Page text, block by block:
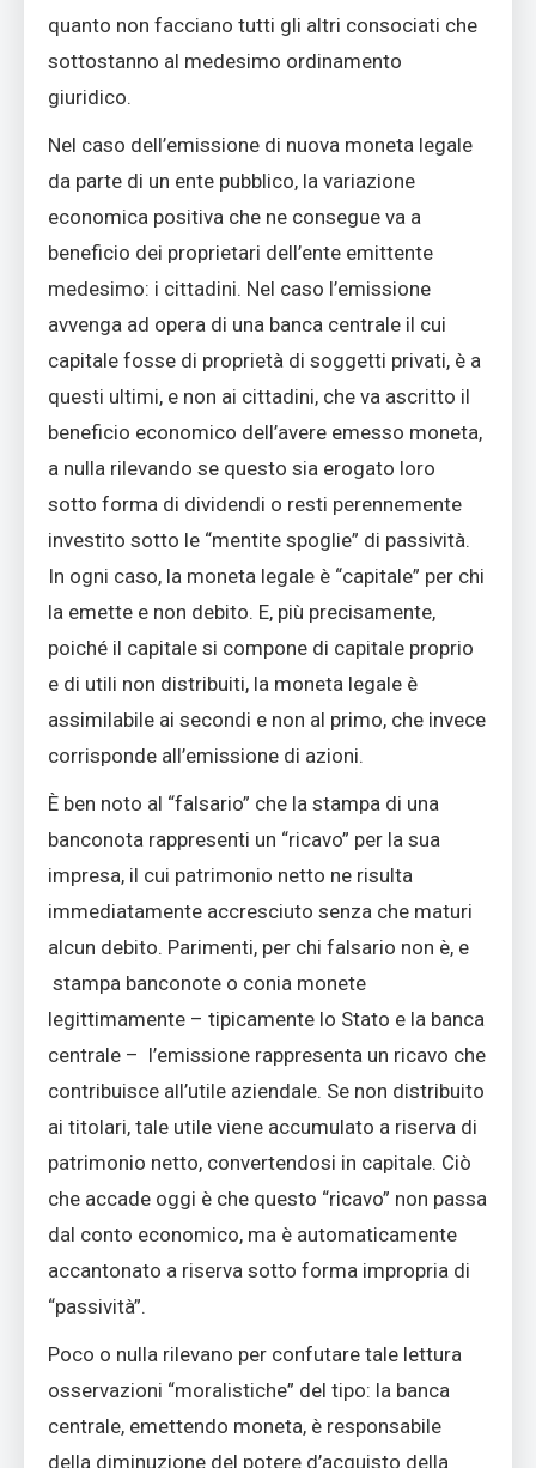
quanto non facciano tutti gli altri consociati che
sottostanno al medesimo ordinamento
giuridico.
Nel caso dell’emissione di nuova moneta legale
da parte di un ente pubblico, la variazione
economica positiva che ne consegue va a
beneficio dei proprietari dell’ente emittente
medesimo: i cittadini. Nel caso l’emissione
avvenga ad opera di una banca centrale il cui
capitale fosse di proprietà di soggetti privati, è a
questi ultimi, e non ai cittadini, che va ascritto il
beneficio economico dell’avere emesso moneta,
a nulla rilevando se questo sia erogato loro
sotto forma di dividendi o resti perennemente
investito sotto le “mentite spoglie” di passività.
In ogni caso, la moneta legale è “capitale” per chi
la emette e non debito. E, più precisamente,
poiché il capitale si compone di capitale proprio
e di utili non distribuiti, la moneta legale è
assimilabile ai secondi e non al primo, che invece
corrisponde all’emissione di azioni.
È ben noto al “falsario” che la stampa di una
banconota rappresenti un “ricavo” per la sua
impresa, il cui patrimonio netto ne risulta
immediatamente accresciuto senza che maturi
alcun debito. Parimenti, per chi falsario non è, e
stampa banconote o conia monete
legittimamente – tipicamente lo Stato e la banca
centrale – l’emissione rappresenta un ricavo che
contribuisce all’utile aziendale. Se non distribuito
ai titolari, tale utile viene accumulato a riserva di
patrimonio netto, convertendosi in capitale. Ciò
che accade oggi è che questo “ricavo” non passa
dal conto economico, ma è automaticamente
accantonato a riserva sotto forma impropria di
“passività”.
Poco o nulla rilevano per confutare tale lettura
osservazioni “moralistiche” del tipo: la banca
centrale, emettendo moneta, è responsabile
della diminuzione del potere d’acquisto della